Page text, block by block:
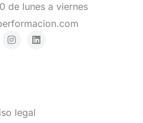
de lunes a viernes
legal